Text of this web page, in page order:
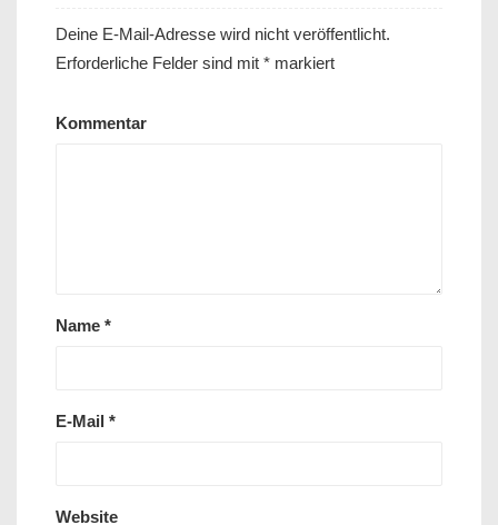
Deine E-Mail-Adresse wird nicht veröffentlicht.
Erforderliche Felder sind mit * markiert
Kommentar
Name *
E-Mail *
Website